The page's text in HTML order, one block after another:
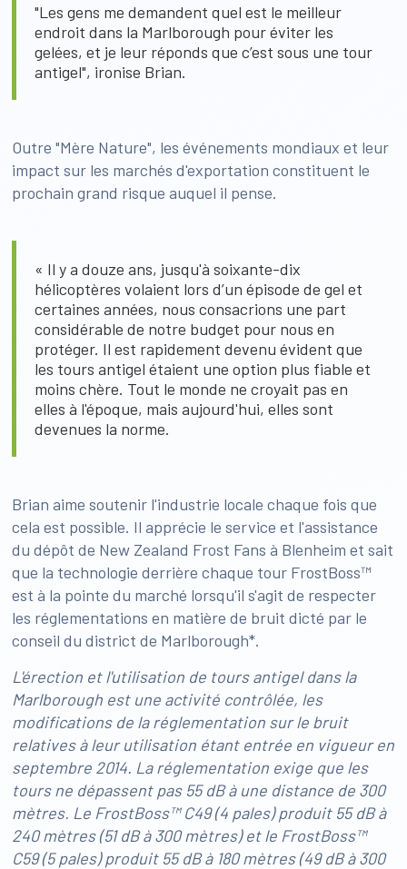
"Les gens me demandent quel est le meilleur
endroit dans la Marlborough pour éviter les
gelées, et je leur réponds que c’est sous une tour
antigel", ironise Brian.
Outre "Mère Nature", les événements mondiaux et leur
impact sur les marchés d'exportation constituent le
prochain grand risque auquel il pense.
« Il y a douze ans, jusqu'à soixante-dix
hélicoptères volaient lors d’un épisode de gel et
certaines années, nous consacrions une part
considérable de notre budget pour nous en
protéger. Il est rapidement devenu évident que
les tours antigel étaient une option plus fiable et
moins chère. Tout le monde ne croyait pas en
elles à l'époque, mais aujourd'hui, elles sont
devenues la norme.
Brian aime soutenir l'industrie locale chaque fois que
cela est possible. Il apprécie le service et l'assistance
du dépôt de New Zealand Frost Fans à Blenheim et sait
que la technologie derrière chaque tour FrostBoss™
est à la pointe du marché lorsqu'il s'agit de respecter
les réglementations en matière de bruit dicté par le
conseil du district de Marlborough*.
L'érection et l'utilisation de tours antigel dans la
Marlborough est une activité contrôlée, les
modifications de la réglementation sur le bruit
relatives à leur utilisation étant entrée en vigueur en
septembre 2014. La réglementation exige que les
tours ne dépassent pas 55 dB à une distance de 300
mètres. Le FrostBoss™ C49 (4 pales) produit 55 dB à
240 mètres (51 dB à 300 mètres) et le FrostBoss™
C59 (5 pales) produit 55 dB à 180 mètres (49 dB à 300